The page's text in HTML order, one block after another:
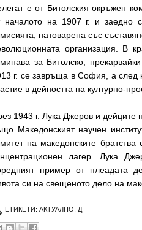
е от Битолския окръжен
началото на 1907 г. и заедно
натоварена със
организация. В
за Битолско,
г. се завръща в София, а след
в дейността на културно-
1943 г. Лука Джеров и
Македонският научен
на македонските
лагер. Лука
пример от плеадата
си на свещеното дело на
ЕТИКЕТИ: АКТУАЛНО Д